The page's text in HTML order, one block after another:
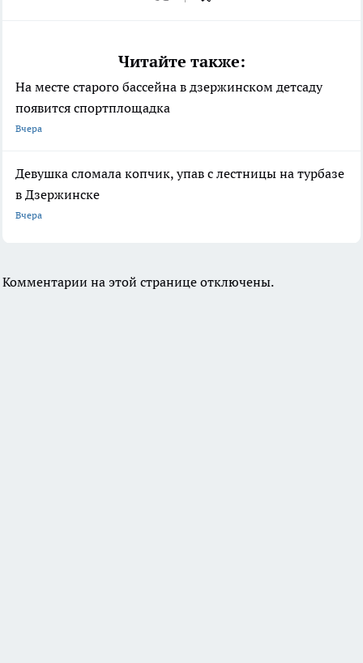
Читайте также:
На месте старого бассейна в дзержинском детсаду
появится спортплощадка
Вчера
Девушка сломала копчик, упав с лестницы на турбазе
в Дзержинске
Вчера
Комментарии на этой странице отключены.